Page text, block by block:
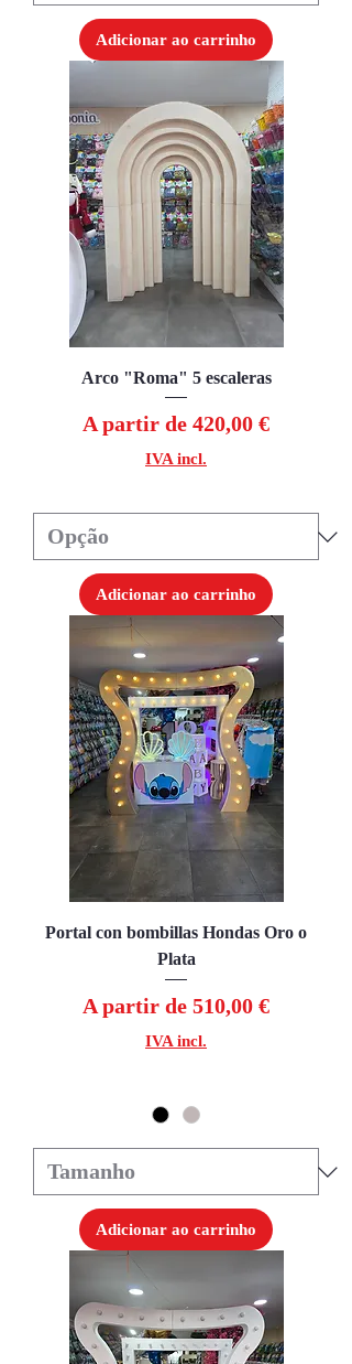
Adicionar ao carrinho
Arco "Roma" 5 escaleras
A partir de 420,00 €
Preço promocional
IVA incl.
Adicionar ao carrinho
Portal con bombillas Hondas Oro o
Plata
A partir de 510,00 €
Preço promocional
IVA incl.
Adicionar ao carrinho